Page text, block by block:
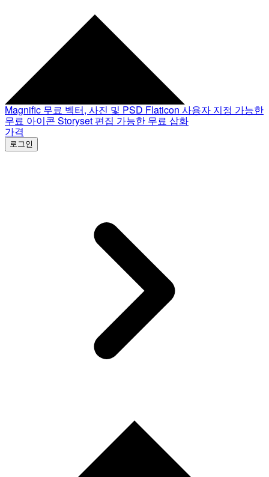
Magnific 무료 벡터, 사진 및 PSD Flaticon 사용자 지정 가능한
무료 아이콘 Storyset 편집 가능한 무료 삽화
가격
로그인